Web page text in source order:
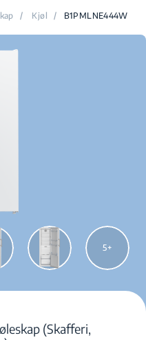
/ Kjøl / B1PMLNE444W
5
(Skafferi,